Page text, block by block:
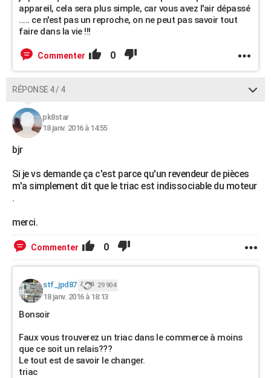
appareil, cela sera plus simple, car vous avez l'air dépassé
..... ce n'est pas un reproche, on ne peut pas savoir tout
faire dans la vie !!!
Commenter 0
RÉPONSE 4 / 4
pk8star
18 janv. 2016 à 14:55
bjr
Si je vs demande ça c'est parce qu'un revendeur de pièces
m'a simplement dit que le triac est indissociable du moteur
.
merci.
Commenter 0
stf_jpd87 29 904
18 janv. 2016 à 18:13
Bonsoir
Faux vous trouverez un triac dans le commerce à moins
que ce soit un relais???
Le tout est de savoir le changer.
triac